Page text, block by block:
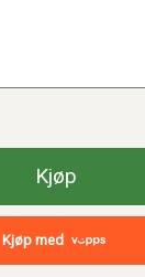
Kjøp
Kjøp med